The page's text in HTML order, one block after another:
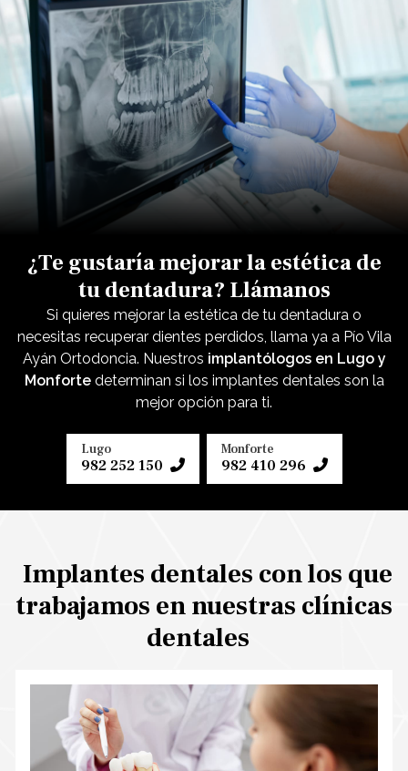
¿Te gustaría mejorar la estética de
tu dentadura? Llámanos
Si quieres mejorar la estética de tu dentadura o
necesitas recuperar dientes perdidos, llama ya a Pío Vila
Ayán Ortodoncia. Nuestros implantólogos en Lugo y
Monfortedeterminan si los implantes dentales son la
mejor opción para ti.
Lugo
982 252 150
Monforte
982 410 296
Implantes dentales con los que
trabajamos en nuestras clínicas
dentales